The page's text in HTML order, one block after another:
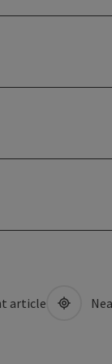
article